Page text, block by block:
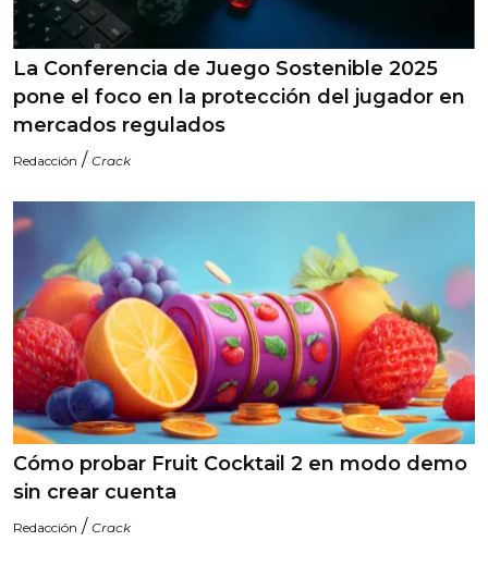
La Conferencia de Juego Sostenible 2025
pone el foco en la protección del jugador en
mercados regulados
Redacción / Crack
Cómo probar Fruit Cocktail 2 en modo demo
sin crear cuenta
Redacción / Crack